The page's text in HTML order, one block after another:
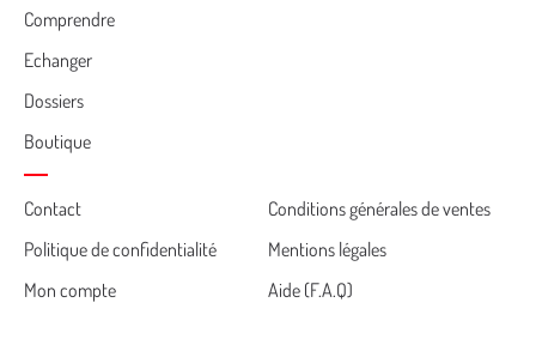
Comprendre
Echanger
Dossiers
Boutique
Cemea
footer
Contact
Conditions générales de ventes
Politique de confidentialité
Mentions légales
Mon compte
Aide (F.A.Q)